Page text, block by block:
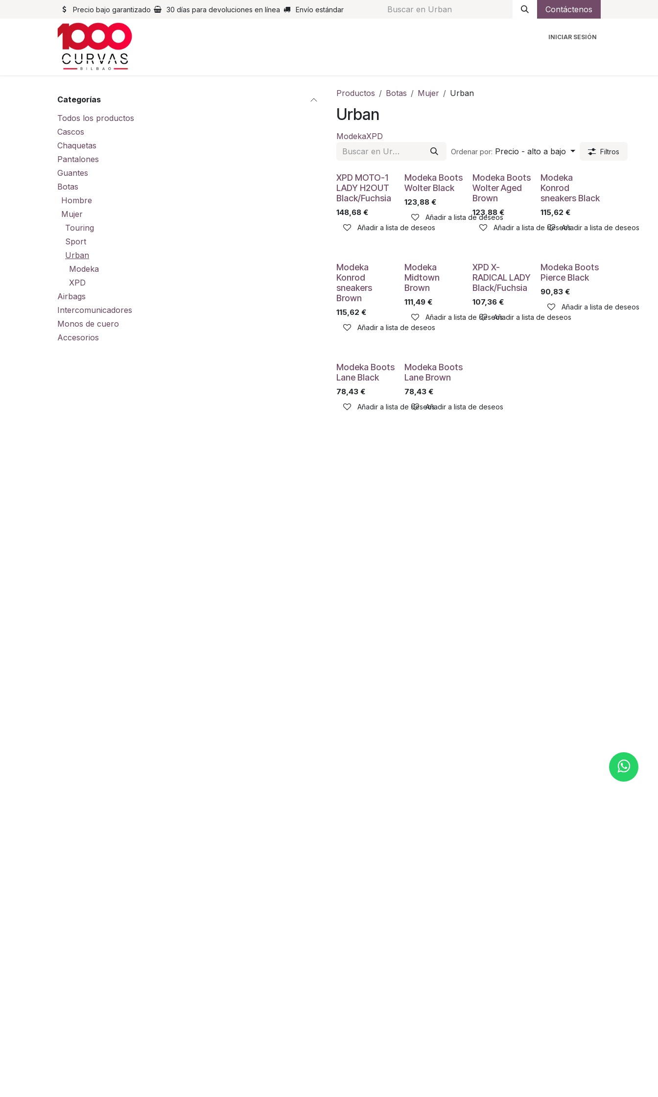
Precio bajo garantizado 30 días para devoluciones en línea Envío estándar Contáctenos
INICIAR SESIÓN
Categorías
Todos los productos
Cascos
Chaquetas
Pantalones
Guantes
Botas
Hombre
Mujer
Touring
Sport
Urban
Modeka
XPD
Airbags
Intercomunicadores
Monos de cuero
Accesorios
Productos Botas Mujer Urban
Urban
ModekaXPD
Ordenar por: Precio - alto a bajo Filtros
XPD MOTO-1
LADY H2OUT
Black/Fuchsia
148,68 €
Añadir a lista de deseos
Modeka Boots
Wolter Black
123,88€
Añadir a lista de deseos
Modeka Boots
Wolter Aged
Brown
123,88€
Añadir a lista de deseos
Modeka
Konrod
sneakers Black
115,62 €
Añadir a lista de deseos
Modeka
Konrod
sneakers
Brown
115,62 €
Añadir a lista de deseos
Modeka
Midtown
Brown
111,49€
Añadir a lista de deseos
XPD X-
RADICAL LADY
Black/Fuchsia
107,36€
Añadir a lista de deseos
Modeka Boots
Pierce Black
90,83€
Añadir a lista de deseos
Modeka Boots
Lane Black
78,43 €
Añadir a lista de deseos
Modeka Boots
Lane Brown
78,43€
Añadir a lista de deseos